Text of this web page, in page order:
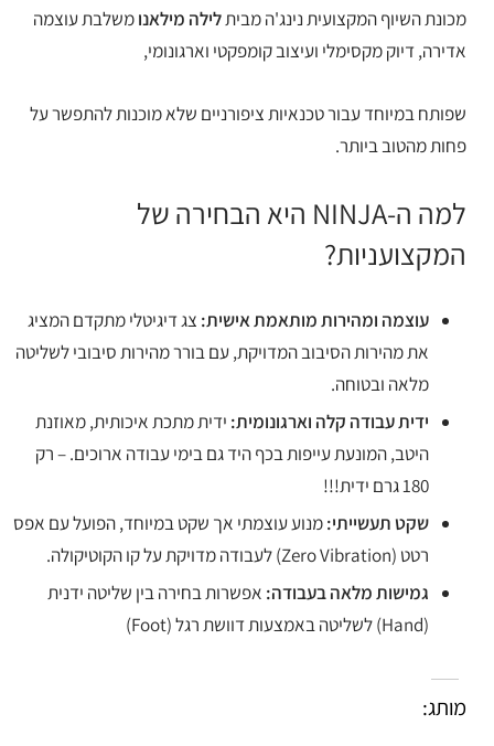
מכונת השיוף המקצועית נינג'ה מביתלילה מילאנומשלבת עוצמה
אדירה, דיוק מקסימלי ועיצוב קומפקטי וארגונומי,
שפותח במיוחד עבור טכנאיות ציפורניים שלא מוכנות להתפשר על
פחות מהטוב ביותר.
למה ה-NINJA היא הבחירה של
המקצועניות?
עוצמה ומהירות מותאמת אישית: צג דיגיטלי מתקדם המציג
את מהירות הסיבוב המדויקת, עם בורר מהירות סיבובי לשליטה
מלאה ובטוחה.
ידית עבודה קלה וארגונומית: ידית מתכת איכותית, מאוזנת
היטב, המונעת עייפות בכף היד גם בימי עבודה ארוכים. – רק
180 גרם ידית!!!
שקט תעשייתי:מנוע עוצמתי אך שקט במיוחד, הפועל עם אפס
רטט (Zero Vibration) לעבודה מדויקת על קו הקוטיקולה.
גמישות מלאה בעבודה: אפשרות בחירה בין שליטה ידנית
(Hand) לשליטה באמצעות דוושת רגל (Foot)
מותג: